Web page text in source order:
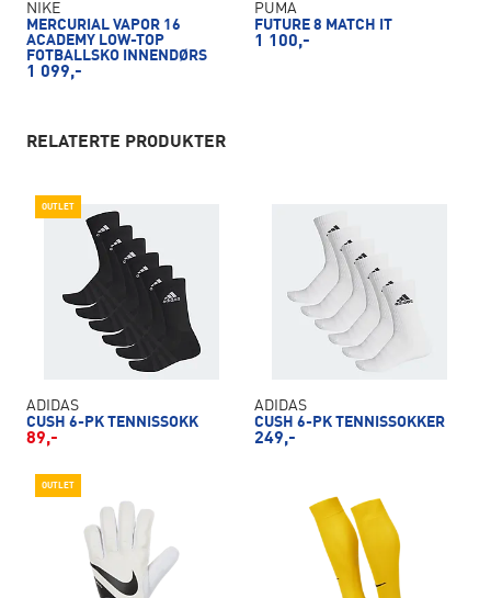
NIKE
MERCURIAL VAPOR 16
ACADEMY LOW-TOP
FOTBALLSKO INNENDØRS
1 099,-
PUMA
FUTURE 8 MATCH IT
1 100,-
RELATERTE PRODUKTER
OUTLET
ADIDAS
CUSH 6-PK TENNISSOKK
89,-
ADIDAS
CUSH 6-PK TENNISSOKKER
249,-
OUTLET